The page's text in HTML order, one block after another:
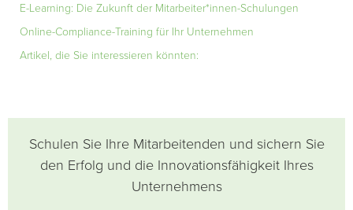
E-Learning: Die Zukunft der Mitarbeiter*innen-Schulungen
Online-Compliance-Training für Ihr Unternehmen
Artikel, die Sie interessieren könnten:
Schulen Sie Ihre Mitarbeitenden und sichern Sie
den Erfolg und die Innovationsfähigkeit Ihres
Unternehmens